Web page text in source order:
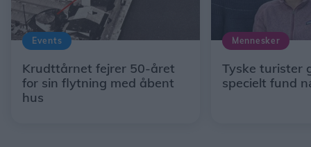
Events
Krudttårnet fejrer 50-året
for sin flytning med åbent
hus
Mennesker
Tyske turister
specielt fund